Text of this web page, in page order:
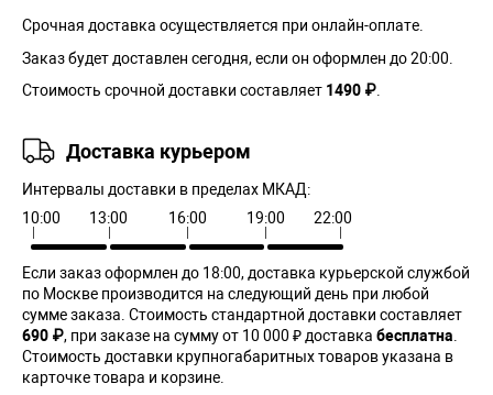
Срочная доставка осуществляется при онлайн-оплате.
Заказ будет доставлен сегодня, если он оформлен до 20:00.
Стоимость срочной доставки составляет 1490 ₽
Доставка курьером
Интервалы доставки в пределах МКАД:
10:00
13:00 16:00 19:00 22:00
Если заказ оформлен до 18:00, доставка курьерской службой
по Москве производится на следующий день при любой
сумме заказа. Cтоимость стандартной доставки составляет
690 ₽, при заказе на сумму от 10 000 ₽ доставка бесплатна
Стоимость доставки крупногабаритных товаров указана в
карточке товара и корзине.